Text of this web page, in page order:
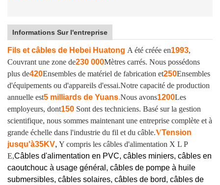
Informations Sur l'entreprise
Fils et câbles de Hebei Huatong A été créée en1993,
Couvrant une zone de230 000Mètres carrés. Nous possédons
plus de420Ensembles de matériel de fabrication et250Ensembles
d'équipements ou d'appareils d'essai.Notre capacité de production
annuelle est5 milliards de Yuans.Nous avons1200Les
employeurs, dont150 Sont des techniciens. Basé sur la gestion
scientifique, nous sommes maintenant une entreprise complète et à
grande échelle dans l'industrie du fil et du câble.VTension
jusqu'à35KV, Y compris les câbles d'alimentation X L P
E,Câbles d'alimentation en PVC, câbles miniers, câbles en
caoutchouc à usage général, câbles de pompe à huile
submersibles, câbles solaires, câbles de bord, câbles de